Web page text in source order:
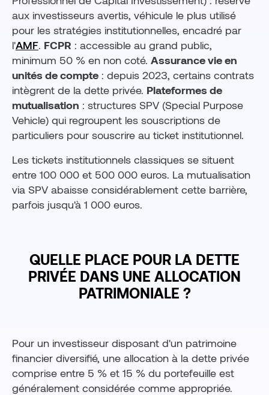
aux investisseurs avertis, véhicule le plus utilisé
pour les stratégies institutionnelles, encadré par
l'AMF. FCPR : accessible au grand public,
minimum 50 % en non coté. Assurance vie en
unités de compte : depuis 2023, certains contrats
intègrent de la dette privée. Plateformes de
mutualisation : structures SPV (Special Purpose
Vehicle) qui regroupent les souscriptions de
particuliers pour souscrire au ticket institutionnel.
Les tickets institutionnels classiques se situent
entre 100 000 et 500 000 euros. La mutualisation
via SPV abaisse considérablement cette barrière,
parfois jusqu'à 1 000 euros.
QUELLE PLACE POUR LA DETTE
PRIVÉE DANS UNE ALLOCATION
PATRIMONIALE ?
Pour un investisseur disposant d'un patrimoine
financier diversifié, une allocation à la dette privée
comprise entre 5 % et 15 % du portefeuille est
généralement considérée comme appropriée.